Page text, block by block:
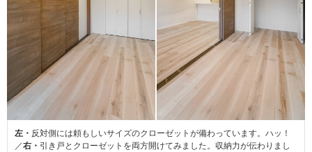
左・ 反対側には頼もしいサイズのクローゼットが備わっています。ハッ！
／右・ 引き戸とクローゼットを両方開けてみました。収納力が伝わりまし